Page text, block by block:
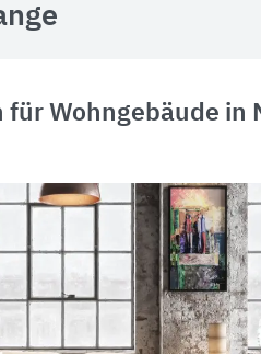
Wohngebäude in